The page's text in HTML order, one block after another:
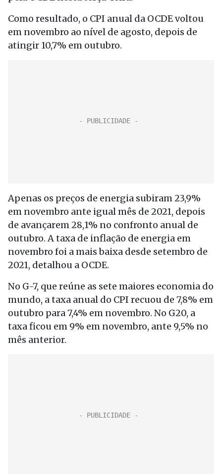
Como resultado, o CPI anual da OCDE voltou
em novembro ao nível de agosto, depois de
atingir 10,7% em outubro.
Apenas os preços de energia subiram 23,9%
em novembro ante igual mês de 2021, depois
de avançarem 28,1% no confronto anual de
outubro. A taxa de inflação de energia em
novembro foi a mais baixa desde setembro de
2021, detalhou a OCDE.
No G-7, que reúne as sete maiores economia do
mundo, a taxa anual do CPI recuou de 7,8% em
outubro para 7,4% em novembro. No G20, a
taxa ficou em 9% em novembro, ante 9,5% no
mês anterior.